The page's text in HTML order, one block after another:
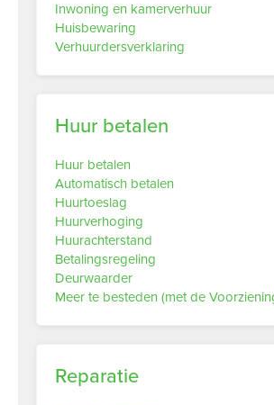
Inwoning en kamerverhuur
Huisbewaring
Verhuurdersverklaring
Huur betalen
Huur betalen
Automatisch betalen
Huurtoeslag
Huurverhoging
Huurachterstand
Betalingsregeling
Deurwaarder
Meer te besteden (met de
Reparatie